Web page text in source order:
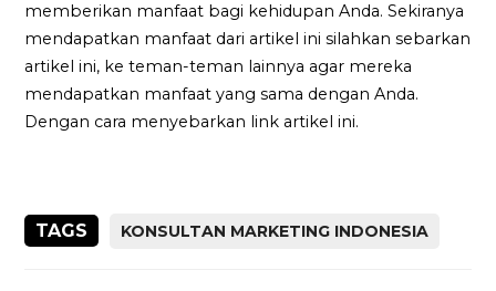
memberikan manfaat bagi kehidupan Anda. Sekiranya
mendapatkan manfaat dari artikel ini silahkan sebarkan
artikel ini, ke teman-teman lainnya agar mereka
mendapatkan manfaat yang sama dengan Anda.
Dengan cara menyebarkan link artikel ini.
TAGS KONSULTAN MARKETING INDONESIA